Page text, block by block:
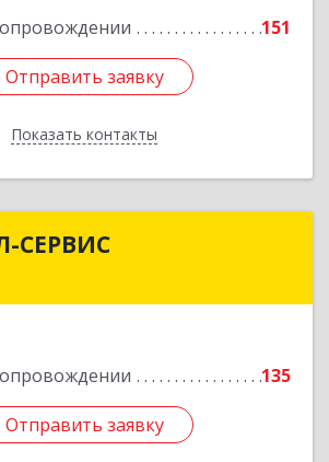
151
Отправить заявку
Показать контакты
Подробнее
Отправить заявку
Назад
СЕРВИС
135
Отправить заявку
ТЕРМИНАЛ-СЕРВИС
Подробнее
Отправить заявку